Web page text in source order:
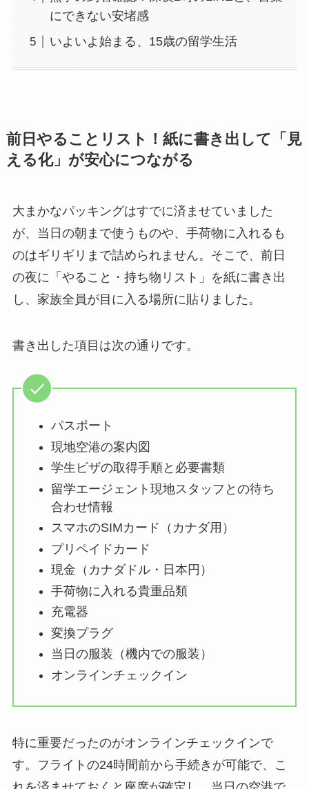
にできない安堵感
いよいよ始まる、15歳の留学生活
前日やることリスト！紙に書き出して「見
える化」が安心につながる
大まかなパッキングはすでに済ませていました
が、当日の朝まで使うものや、手荷物に入れるも
のはギリギリまで詰められません。そこで、前日
の夜に「やること・持ち物リスト」を紙に書き出
し、家族全員が目に入る場所に貼りました。
書き出した項目は次の通りです。
パスポート
現地空港の案内図
学生ビザの取得手順と必要書類
留学エージェント現地スタッフとの待ち
合わせ情報
スマホのSIMカード（カナダ用）
プリペイドカード
現金（カナダドル・日本円）
手荷物に入れる貴重品類
充電器
変換プラグ
当日の服装（機内での服装）
オンラインチェックイン
特に重要だったのがオンラインチェックインで
す。フライトの24時間前から手続きが可能で、こ